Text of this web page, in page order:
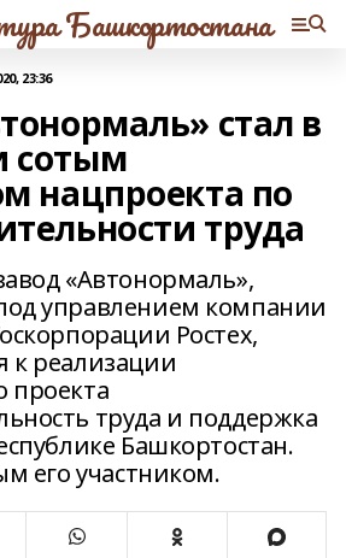
Башкортостана
23:36
стал в
сотым
нацпроекта по
труда
«Автонормаль»,
управлением компании
Ростех,
к реализации
проекта
труда и поддержка
Башкортостан.
его участником.